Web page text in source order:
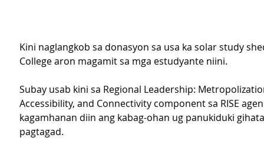
Kini naglangkob sa donasyon sa usa ka solar study
College aron magamit sa mga estudyante niini.
Subay usab kini sa Regional Leadership:
Accessibility, and Connectivity component sa RISE
kagamhanan diin ang kabag-ohan ug panukiduki
pagtagad.